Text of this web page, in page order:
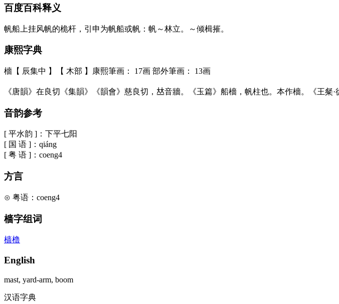
百度百科释义
帆船上挂风帆的桅杆，引申为帆船或帆：帆～林立。～倾楫摧。
康熙字典
檣【 辰集中 】【 木部 】康熙筆画： 17画 部外筆画： 13画
《唐韻》在良切《集韻》《韻會》慈良切，𠀤音牆。《玉篇》船檣，帆柱也。本作檣。《王粲·
音韵参考
[ 平水韵 ]：下平七阳
[ 国 语 ]：qiáng
[ 粤 语 ]：coeng4
方言
⊙ 粤语：coeng4
樯字组词
樯橹
English
mast, yard-arm, boom
汉语字典